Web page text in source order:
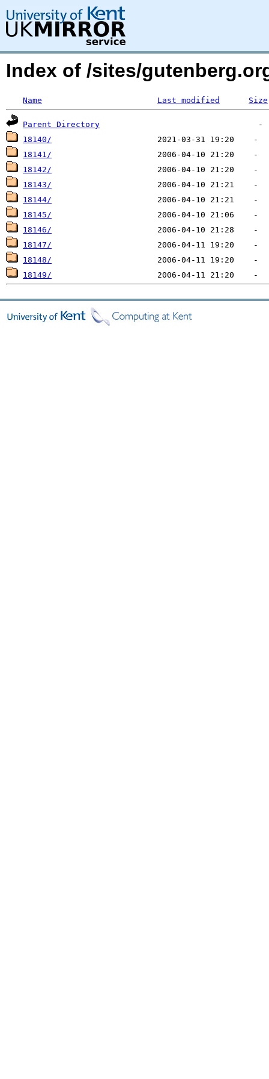
Index of /sites/
Name Last modified Size
Parent Directory
18140/
18141/
18142/
18143/
18144/
18145/
18146/
18147/
18148/
18149/